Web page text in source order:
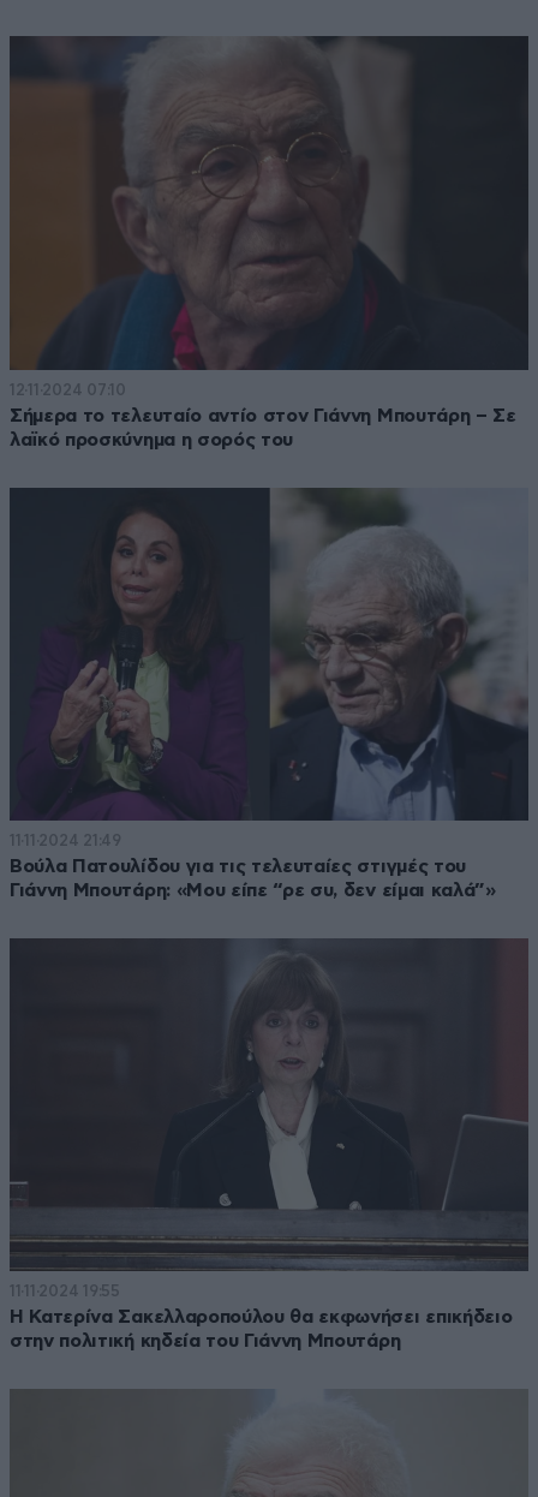
12·11·2024 07:10
Σήμερα το τελευταίο αντίο στον Γιάννη Μπουτάρη – Σε
λαϊκό προσκύνημα η σορός του
11·11·2024 21:49
Βούλα Πατουλίδου για τις τελευταίες στιγμές του
Γιάννη Μπουτάρη: «Μου είπε “ρε συ, δεν είμαι καλά”»
11·11·2024 19:55
Η Κατερίνα Σακελλαροπούλου θα εκφωνήσει επικήδειο
στην πολιτική κηδεία του Γιάννη Μπουτάρη